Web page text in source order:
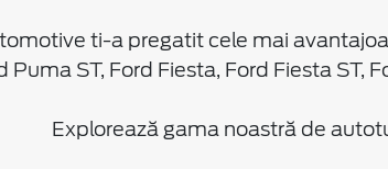
ti-a pregatit cele mai
Puma ST, Ford Fiesta, Ford Fiesta ST,
Explorează gama noastră de